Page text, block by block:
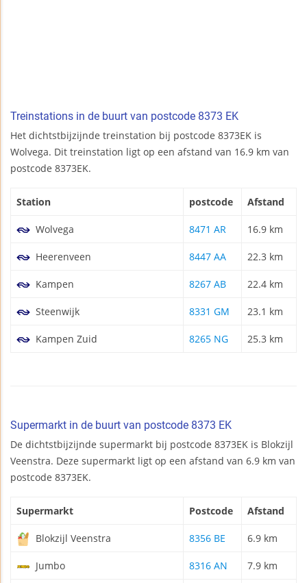
Treinstations in de buurt van postcode 8373 EK
Het dichtstbijzijnde treinstation bij postcode 8373EK is
Wolvega. Dit treinstation ligt op een afstand van 16.9 km van
postcode 8373EK.
Station postcode Afstand
Wolvega 8471 AR 16.9 km
Heerenveen 8447 AA 22.3 km
Kampen 8267 AB 22.4 km
Steenwijk 8331 GM 23.1 km
Kampen Zuid 8265 NG 25.3 km
Supermarkt in de buurt van postcode 8373 EK
De dichtstbijzijnde supermarkt bij postcode 8373EK is Blokzijl
Veenstra. Deze supermarkt ligt op een afstand van 6.9 km van
postcode 8373EK.
Supermarkt Postcode Afstand
Blokzijl Veenstra 8356 BE 6.9 km
Jumbo 8316 AN 7.9 km